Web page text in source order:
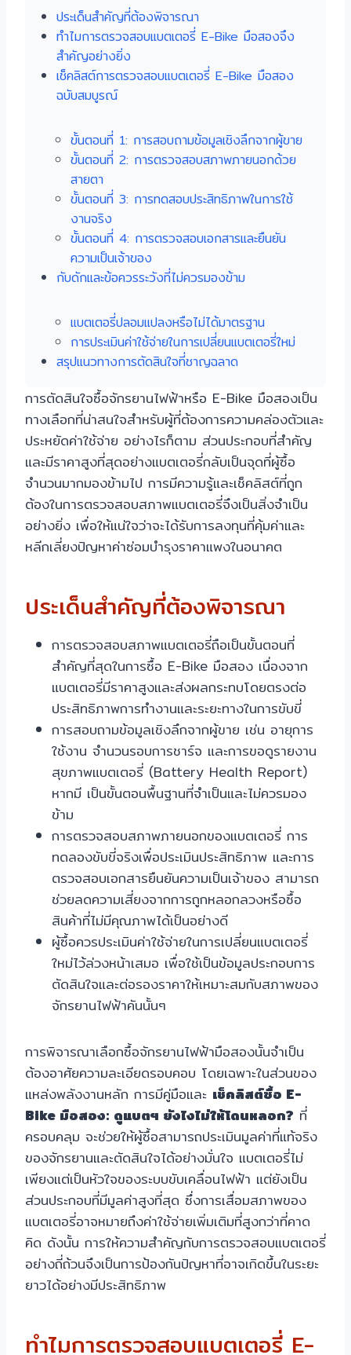
ประเด็นสำคัญที่ต้องพิจารณา
ทำไมการตรวจสอบแบตเตอรี่ E-Bike มือสองจึง
สำคัญอย่างยิ่ง
เช็คลิสต์การตรวจสอบแบตเตอรี่ E-Bike มือสอง
ฉบับสมบูรณ์
ขั้นตอนที่ 1: การสอบถามข้อมูลเชิงลึกจากผู้ขาย
ขั้นตอนที่ 2: การตรวจสอบสภาพภายนอกด้วย
สายตา
ขั้นตอนที่ 3: การทดสอบประสิทธิภาพในการใช้
งานจริง
ขั้นตอนที่ 4: การตรวจสอบเอกสารและยืนยัน
ความเป็นเจ้าของ
กับดักและข้อควรระวังที่ไม่ควรมองข้าม
แบตเตอรี่ปลอมแปลงหรือไม่ได้มาตรฐาน
การประเมินค่าใช้จ่ายในการเปลี่ยนแบตเตอรี่ใหม่
สรุปแนวทางการตัดสินใจที่ชาญฉลาด
การตัดสินใจซื้อจักรยานไฟฟ้าหรือ E-Bike มือสองเป็น
ทางเลือกที่น่าสนใจสำหรับผู้ที่ต้องการความคล่องตัวและ
ประหยัดค่าใช้จ่าย อย่างไรก็ตาม ส่วนประกอบที่สำคัญ
และมีราคาสูงที่สุดอย่างแบตเตอรี่กลับเป็นจุดที่ผู้ซื้อ
จำนวนมากมองข้ามไป การมีความรู้และเช็คลิสต์ที่ถูก
ต้องในการตรวจสอบสภาพแบตเตอรี่จึงเป็นสิ่งจำเป็น
อย่างยิ่ง เพื่อให้แน่ใจว่าจะได้รับการลงทุนที่คุ้มค่าและ
หลีกเลี่ยงปัญหาค่าซ่อมบำรุงราคาแพงในอนาคต
ประเด็นสำคัญที่ต้องพิจารณา
การตรวจสอบสภาพแบตเตอรี่ถือเป็นขั้นตอนที่
สำคัญที่สุดในการซื้อ E-Bike มือสอง เนื่องจาก
แบตเตอรี่มีราคาสูงและส่งผลกระทบโดยตรงต่อ
ประสิทธิภาพการทำงานและระยะทางในการขับขี่
การสอบถามข้อมูลเชิงลึกจากผู้ขาย เช่น อายุการ
ใช้งาน จำนวนรอบการชาร์จ และการขอดูรายงาน
สุขภาพแบตเตอรี่ (Battery Health Report)
หากมี เป็นขั้นตอนพื้นฐานที่จำเป็นและไม่ควรมอง
ข้าม
การตรวจสอบสภาพภายนอกของแบตเตอรี่ การ
ทดลองขับขี่จริงเพื่อประเมินประสิทธิภาพ และการ
ตรวจสอบเอกสารยืนยันความเป็นเจ้าของ สามารถ
ช่วยลดความเสี่ยงจากการถูกหลอกลวงหรือซื้อ
สินค้าที่ไม่มีคุณภาพได้เป็นอย่างดี
ผู้ซื้อควรประเมินค่าใช้จ่ายในการเปลี่ยนแบตเตอรี่
ใหม่ไว้ล่วงหน้าเสมอ เพื่อใช้เป็นข้อมูลประกอบการ
ตัดสินใจและต่อรองราคาให้เหมาะสมกับสภาพของ
จักรยานไฟฟ้าคันนั้นๆ
การพิจารณาเลือกซื้อจักรยานไฟฟ้ามือสองนั้นจำเป็น
ต้องอาศัยความละเอียดรอบคอบ โดยเฉพาะในส่วนของ
แหล่งพลังงานหลัก การมีคู่มือและ เช็คลิสต์ซื้อ E-
Bike มือสอง: ดูแบตฯ ยังไงไม่ให้โดนหลอก? ที่
ครอบคลุม จะช่วยให้ผู้ซื้อสามารถประเมินมูลค่าที่แท้จริง
ของจักรยานและตัดสินใจได้อย่างมั่นใจ แบตเตอรี่ไม่
เพียงแต่เป็นหัวใจของระบบขับเคลื่อนไฟฟ้า แต่ยังเป็น
ส่วนประกอบที่มีมูลค่าสูงที่สุด ซึ่งการเสื่อมสภาพของ
แบตเตอรี่อาจหมายถึงค่าใช้จ่ายเพิ่มเติมที่สูงกว่าที่คาด
คิด ดังนั้น การให้ความสำคัญกับการตรวจสอบแบตเตอรี่
อย่างถี่ถ้วนจึงเป็นการป้องกันปัญหาที่อาจเกิดขึ้นในระยะ
ยาวได้อย่างมีประสิทธิภาพ
ทำไมการตรวจสอบแบตเตอรี่ E-